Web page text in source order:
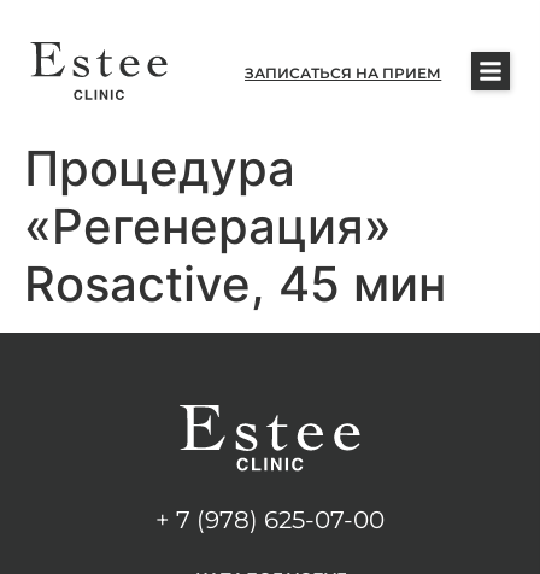
ЗАПИСАТЬСЯ НА ПРИЕМ
Процедура
«Регенерация»
Rosactive, 45 мин
+ 7 (978) 625-07-00